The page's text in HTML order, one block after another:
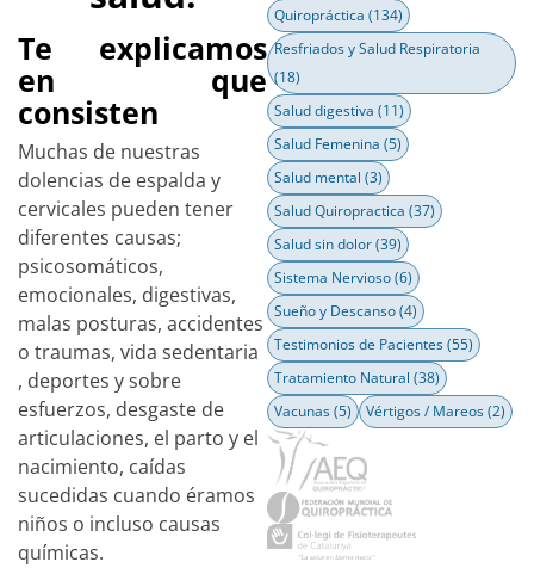
Te explicamos
en que
consisten
Muchas de nuestras
dolencias de espalda y
cervicales pueden tener
diferentes causas;
psicosomáticos,
emocionales, digestivas,
malas posturas, accidentes
o traumas, vida sedentaria
, deportes y sobre
esfuerzos, desgaste de
articulaciones, el parto y el
nacimiento, caídas
sucedidas cuando éramos
niños o incluso causas
químicas.
Quiropráctica (134)
Resfriados y Salud Respiratoria
(18)
Salud digestiva (11)
Salud Femenina (5)
Salud mental (3)
Salud Quiropractica (37)
Salud sin dolor(39)
Sistema Nervioso(6)
Sueño y Descanso(4)
Testimonios de Pacientes(55)
Tratamiento Natural (38)
Vacunas(5) Vértigos / Mareos(2)